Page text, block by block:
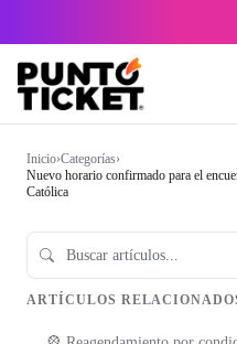
Inicio›Categorías›
Nuevo horario confirmado para el
Católica
ARTÍCULOS